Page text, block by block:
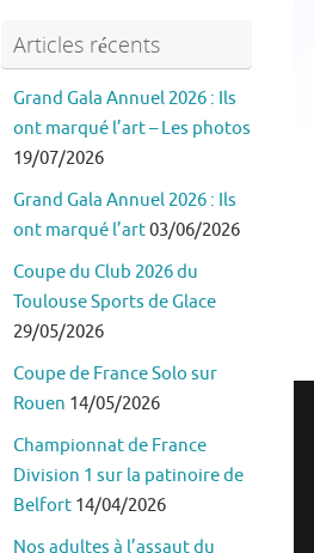
Articles récents
Grand Gala Annuel 2026 : Ils
ont marqué l’art – Les photos
19/07/2026
Grand Gala Annuel 2026 : Ils
ont marqué l’art03/06/2026
Coupe du Club 2026 du
Toulouse Sports de Glace
29/05/2026
Coupe de France Solo sur
Rouen 14/05/2026
Championnat de France
Division 1 sur la patinoire de
Belfort 14/04/2026
Nos adultes à l’assaut du